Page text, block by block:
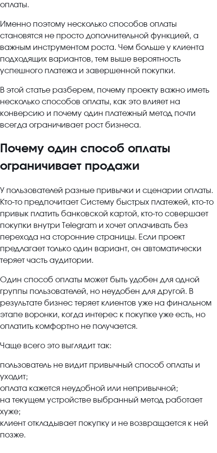
оплаты.
Именно поэтому несколько способов оплаты
становятся не просто дополнительной функцией, а
важным инструментом роста. Чем больше у клиента
подходящих вариантов, тем выше вероятность
успешного платежа и завершенной покупки.
В этой статье разберем, почему проекту важно иметь
несколько способов оплаты, как это влияет на
конверсию и почему один платежный метод почти
всегда ограничивает рост бизнеса.
Почему один способ оплаты
ограничивает продажи
У пользователей разные привычки и сценарии оплаты.
Кто-то предпочитает Систему быстрых платежей, кто-то
привык платить банковской картой, кто-то совершает
покупки внутри Telegram и хочет оплачивать без
перехода на сторонние страницы. Если проект
предлагает только один вариант, он автоматически
теряет часть аудитории.
Один способ оплаты может быть удобен для одной
группы пользователей, но неудобен для другой. В
результате бизнес теряет клиентов уже на финальном
этапе воронки, когда интерес к покупке уже есть, но
оплатить комфортно не получается.
Чаще всего это выглядит так:
пользователь не видит привычный способ оплаты и
уходит;
оплата кажется неудобной или непривычной;
на текущем устройстве выбранный метод работает
хуже;
клиент откладывает покупку и не возвращается к ней
позже.